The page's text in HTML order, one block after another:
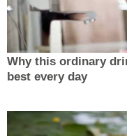
Why this ordinary
best every day